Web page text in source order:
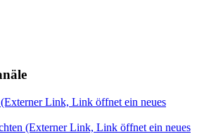
(Externer Link, Link öffnet ein neues
(Externer Link, Link öffnet ein neues